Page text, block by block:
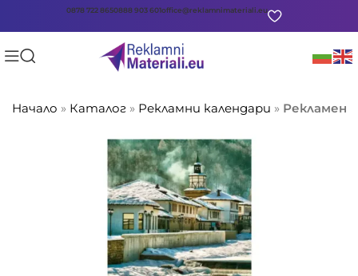
0878 722 8650888 903 601office@reklamnimateriali.eu
Начало » Каталог » Рекламни календари » Рекламен